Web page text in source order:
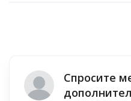
Спросите